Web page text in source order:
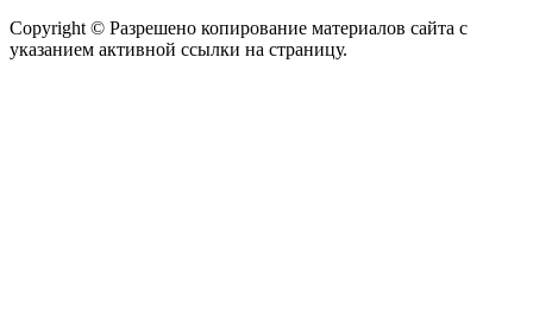
Copyright © Разрешено копирование материалов сайта с
указанием активной ссылки на страницу.